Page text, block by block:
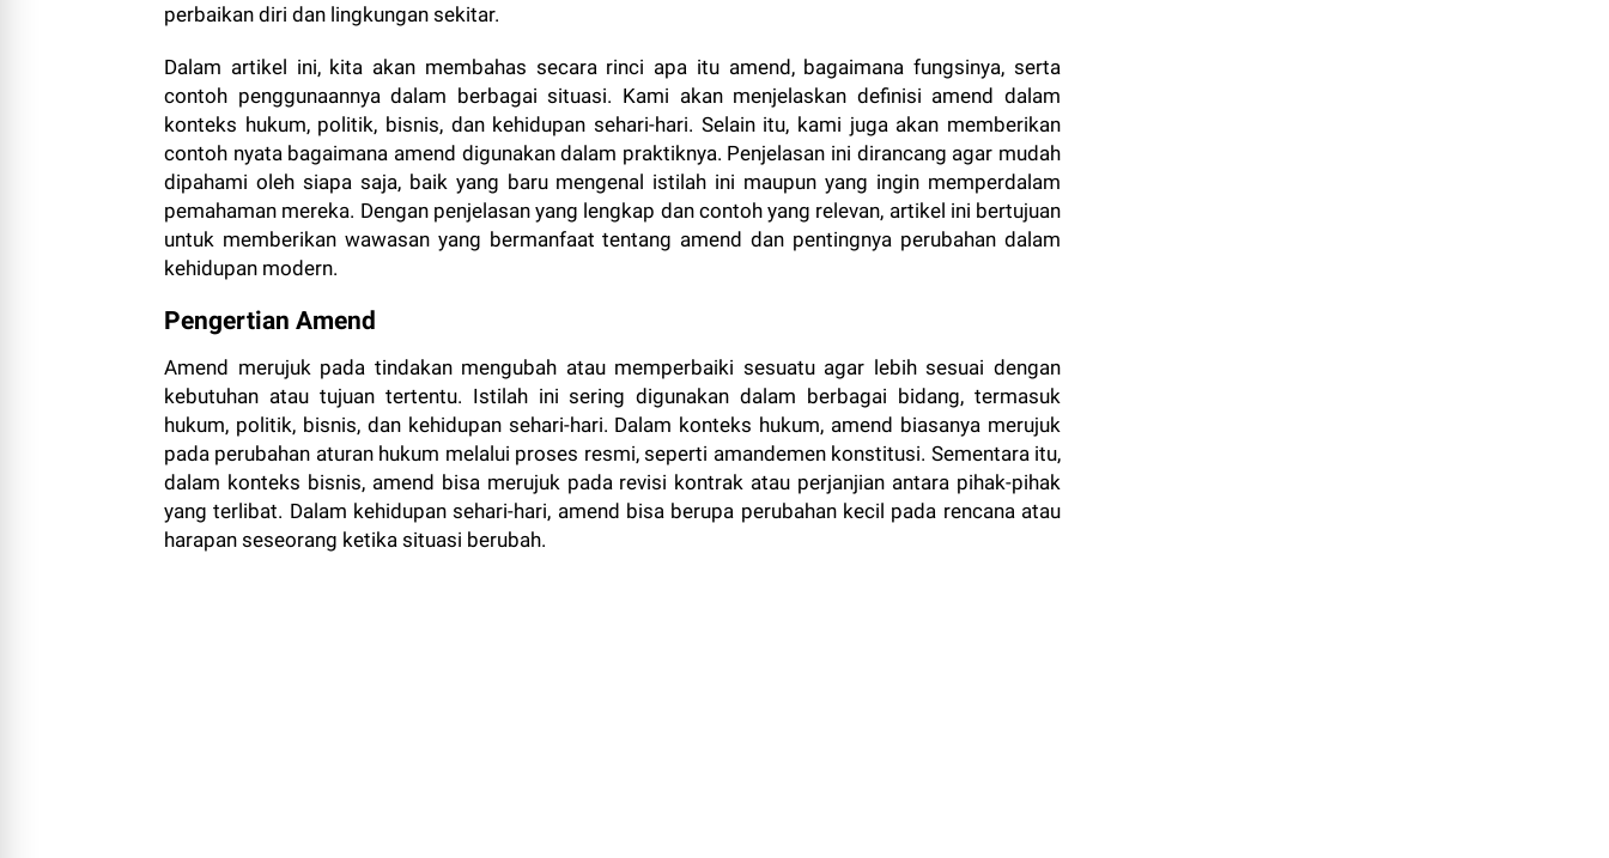
perbaikan diri dan lingkungan sekitar.
Dalam artikel ini, kita akan membahas secara rinci apa itu amend, bagaimana fungsinya, serta
contoh penggunaannya dalam berbagai situasi. Kami akan menjelaskan definisi amend dalam
konteks hukum, politik, bisnis, dan kehidupan sehari-hari. Selain itu, kami juga akan memberikan
contoh nyata bagaimana amend digunakan dalam praktiknya. Penjelasan ini dirancang agar mudah
dipahami oleh siapa saja, baik yang baru mengenal istilah ini maupun yang ingin memperdalam
pemahaman mereka. Dengan penjelasan yang lengkap dan contoh yang relevan, artikel ini bertujuan
untuk memberikan wawasan yang bermanfaat tentang amend dan pentingnya perubahan dalam
kehidupan modern.
Pengertian Amend
Amend merujuk pada tindakan mengubah atau memperbaiki sesuatu agar lebih sesuai dengan
kebutuhan atau tujuan tertentu. Istilah ini sering digunakan dalam berbagai bidang, termasuk
hukum, politik, bisnis, dan kehidupan sehari-hari. Dalam konteks hukum, amend biasanya merujuk
pada perubahan aturan hukum melalui proses resmi, seperti amandemen konstitusi. Sementara itu,
dalam konteks bisnis, amend bisa merujuk pada revisi kontrak atau perjanjian antara pihak-pihak
yang terlibat. Dalam kehidupan sehari-hari, amend bisa berupa perubahan kecil pada rencana atau
harapan seseorang ketika situasi berubah.